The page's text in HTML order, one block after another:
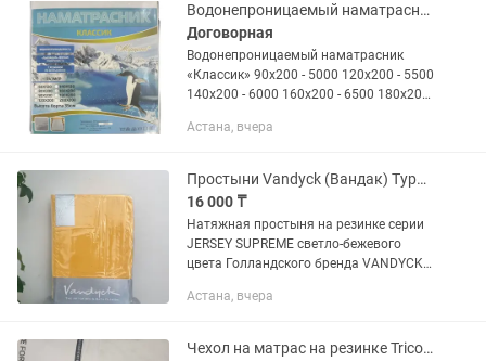
Водонепроницаемый наматрасник Классик
Договорная
Водонепроницаемый наматрасник
«Классик» 90х200 - 5000 120х200 - 5500
140х200 - 6000 160х200 - 6500 180х200
10шт будут оптовые цены
Астана, вчера
Простыни Vandyck (Вандак) Турция
16 000 ₸
Натяжная простыня на резинке серии
JERSEY SUPREME светло-бежевого
цвета Голландского бренда VANDYCK.
размер и подойдет для матрасов + 20
Астана, вчера
Чехол на матрас на резинке Tricot 160x200, тенсель, трикотаж .Непромокаемый